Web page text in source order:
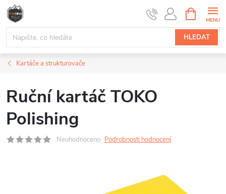
Přejít
obsah
HLEDAT
NÁKUPNÍ
KOŠÍK
Kartáče a strukturovače
Ruční kartáč TOKO
Polishing
Neohodnoceno Podrobnosti hodnocení